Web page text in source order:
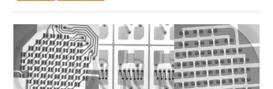
显看出中间位置的没有焊接。